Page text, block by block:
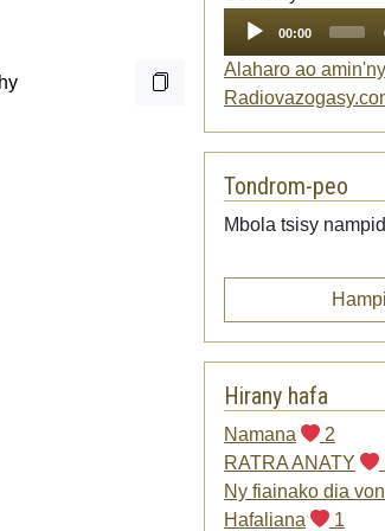
00:00
Alaharo ao amin'ny
Tondrom-peo
Mbola tsisy
Hirany hafa
Namana
2
RATRA ANATY
Ny fiainako dia
Hafaliana
1